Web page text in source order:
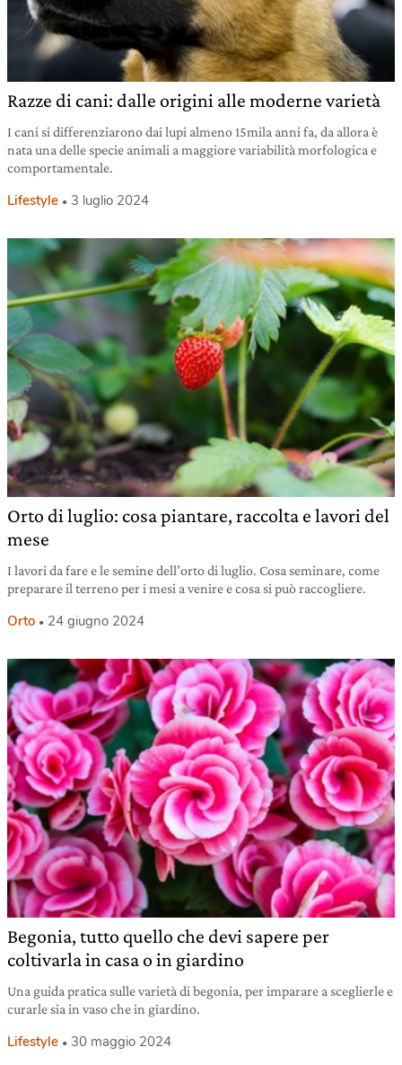
Razze di cani: dalle origini alle moderne varietà
I cani si differenziarono dai lupi almeno 15mila anni fa, da allora è
nata una delle specie animali a maggiore variabilità morfologica e
comportamentale.
Lifestyle 3 luglio 2024
Orto di luglio: cosa piantare, raccolta e lavori del
mese
I lavori da fare e le semine dell’orto di luglio. Cosa seminare, come
preparare il terreno per i mesi a venire e cosa si può raccogliere.
Orto 24 giugno 2024
Begonia, tutto quello che devi sapere per
coltivarla in casa o in giardino
Una guida pratica sulle varietà di begonia, per imparare a sceglierle e
curarle sia in vaso che in giardino.
Lifestyle 30 maggio 2024